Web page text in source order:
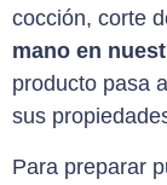
cocción, corte
mano en
producto pasa
sus
Para preparar